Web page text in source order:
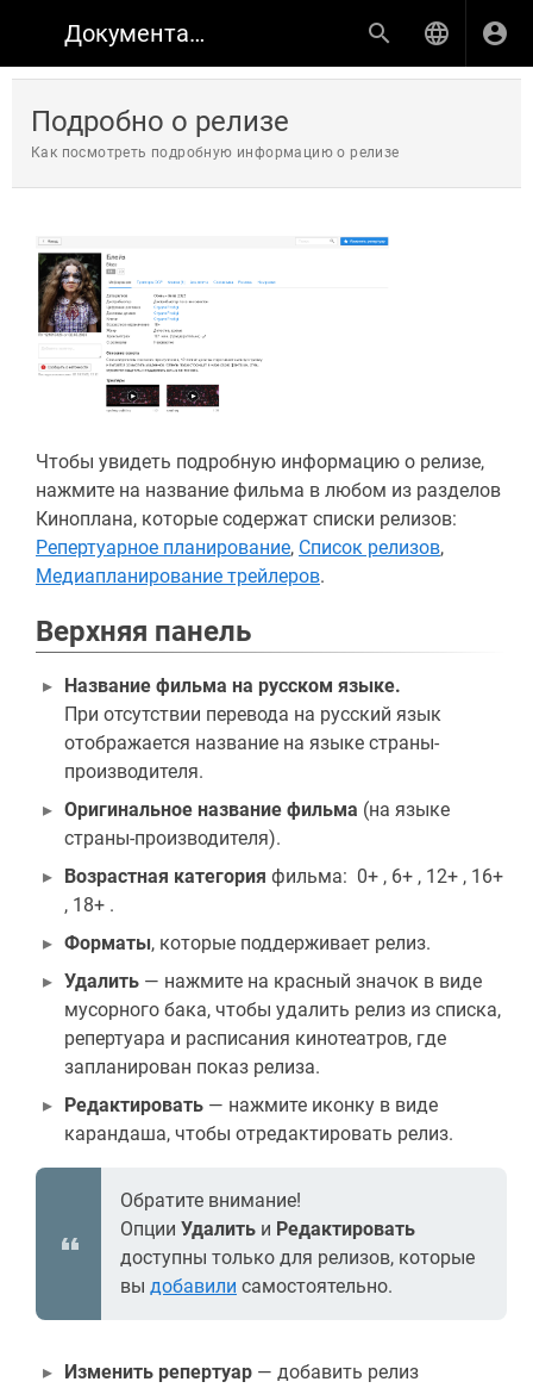
Документация по продуктам КИНОПЛАН
Подробно о релизе
Как посмотреть подробную информацию о релизе
Чтобы увидеть подробную информацию о релизе,
нажмите на название фильма в любом из разделов
Киноплана, которые содержат списки релизов:
Репертуарное планирование, Список релизов,
Медиапланирование трейлеров.
Верхняя панель
Название фильма на русском языке.
При отсутствии перевода на русский язык
отображается название на языке страны-
производителя.
Оригинальное название фильма (на языке
страны-производителя).
Возрастная категория фильма: 0+ , 6+ , 12+ , 16+
, 18+ .
Форматы, которые поддерживает релиз.
Удалить — нажмите на красный значок в виде
мусорного бака, чтобы удалить релиз из списка,
репертуара и расписания кинотеатров, где
запланирован показ релиза.
Редактировать — нажмите иконку в виде
карандаша, чтобы отредактировать релиз.
Обратите внимание!
Опции Удалить и Редактировать
доступны только для релизов, которые
вы добавили самостоятельно.
Изменить репертуар — добавить релиз